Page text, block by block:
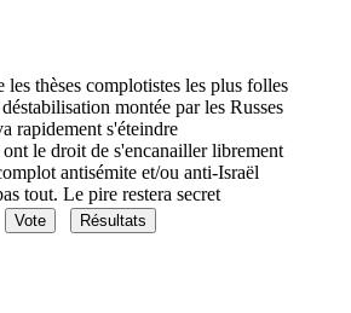
les thèses complotistes les plus folles
montée par les Russes
rapidement s'éteindre
ont le droit de s'encanailler librement
antisémite et/ou anti-Israël
tout. Le pire restera secret